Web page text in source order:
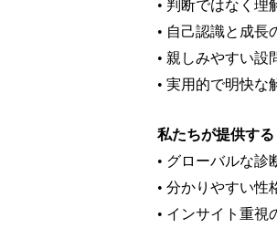
• 判断ではなく理
• 自己認識と成長
• 親しみやすい設
• 実用的で明快な
私たちが提供す
• グローバルな診
• 分かりやすい性
• インサイト重視